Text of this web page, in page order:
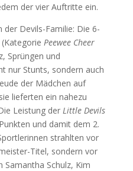
der vier Auftritte ein.
der Devils-Familie: Die 6-
(Kategorie Peewee Cheer
Sprüngen und
nur Stunts, sondern auch
der Mädchen auf
lieferten ein nahezu
Leistung der Little Devils
und damit dem 2.
strahlten vor
Titel, sondern vor
Samantha Schulz, Kim